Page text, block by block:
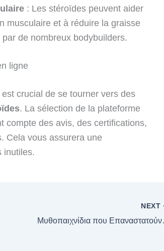
: Les stéroïdes peuvent aider
musculaire et à réduire la graisse
de nombreux bodybuilders.
ligne
crucial de se tourner vers des
. La sélection de la plateforme
compte des avis, des certifications,
Cela vous assurera une
inutiles.
NEXT